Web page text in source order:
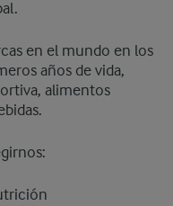
en el mundo en los
años de vida,
alimentos